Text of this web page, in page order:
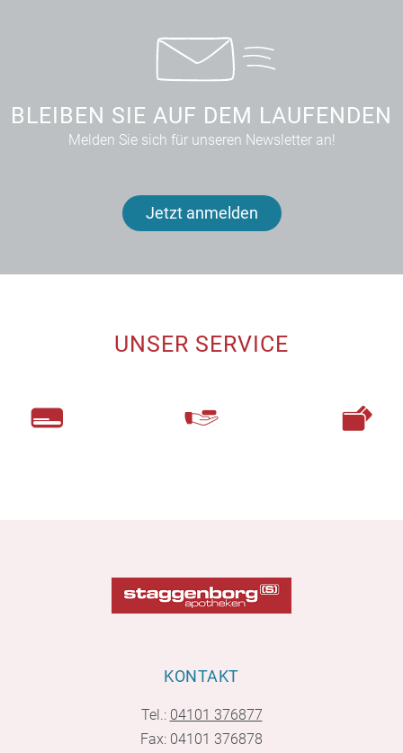
BLEIBEN SIE AUF DEM LAUFENDEN
Melden Sie sich für unseren Newsletter an!
Jetzt anmelden
UNSER SERVICE
KONTAKT
Tel.: 04101 376877
Fax: 04101 376878